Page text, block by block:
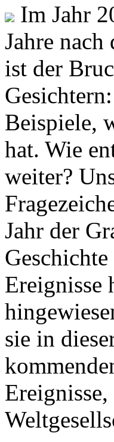
Im Jahr
Jahre
ist der
Beispiele,
hat. Wie
weiter?
Jahr der
Ereignisse
sie in